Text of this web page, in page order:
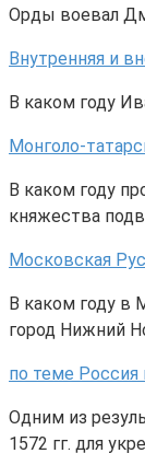
Орды воевал
Внутренняя и
В каком году
Монголо-
В каком году
княжества
Московская
В каком году в
город Нижний
по теме Россия
Одним из
1572 гг. для